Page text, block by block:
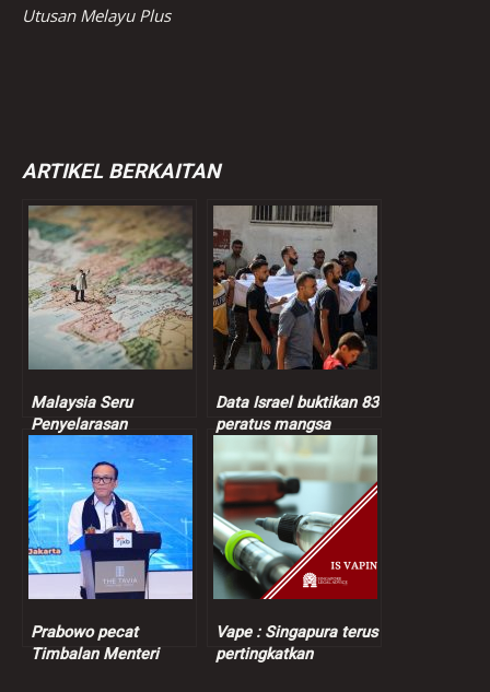
Utusan Melayu Plus
ARTIKEL BERKAITAN
Malaysia Seru
Penyelarasan
Berterusan Dalam
Proses Keamanan
Bangsamoro
Data Israel buktikan 83
peratus mangsa
dibunuh tentera Zionis
orang awam
Prabowo pecat
Timbalan Menteri
Vape : Singapura terus
pertingkatkan